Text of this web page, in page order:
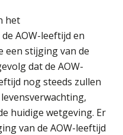
het
AOW-leeftijd en
een stijging van de
dat de AOW-
nog steeds zullen
huidige wetgeving. Er
van de AOW-leeftijd
Training Grenzen aangeven met zelfvertrouwen en respect